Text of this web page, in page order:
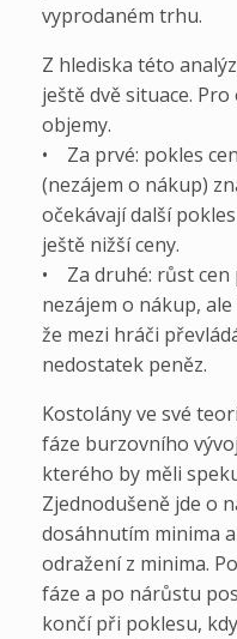
vyprodaném trhu.
Z hlediska této
ještě dvě situace.
objemy.
• Za prvé: pokles
(nezájem o nákup)
očekávají další
ještě nižší ceny.
• Za druhé: růst cen
nezájem o nákup,
že mezi hráči
nedostatek peněz.
Kostolány ve své
fáze burzovního
kterého by měli
Zjednodušeně jde o
dosáhnutím minima
odražení z minima.
fáze a po nárůstu
končí při poklesu,